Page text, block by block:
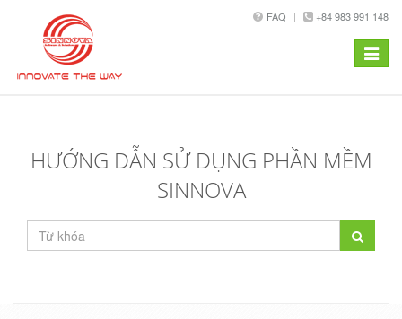
FAQ +84 983 991 148
Toggle
HƯỚNG DẪN SỬ DỤNG PHẦN MỀM
SINNOVA